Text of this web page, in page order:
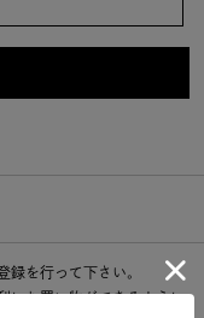
録を行って下さい。
にお買い物ができるように